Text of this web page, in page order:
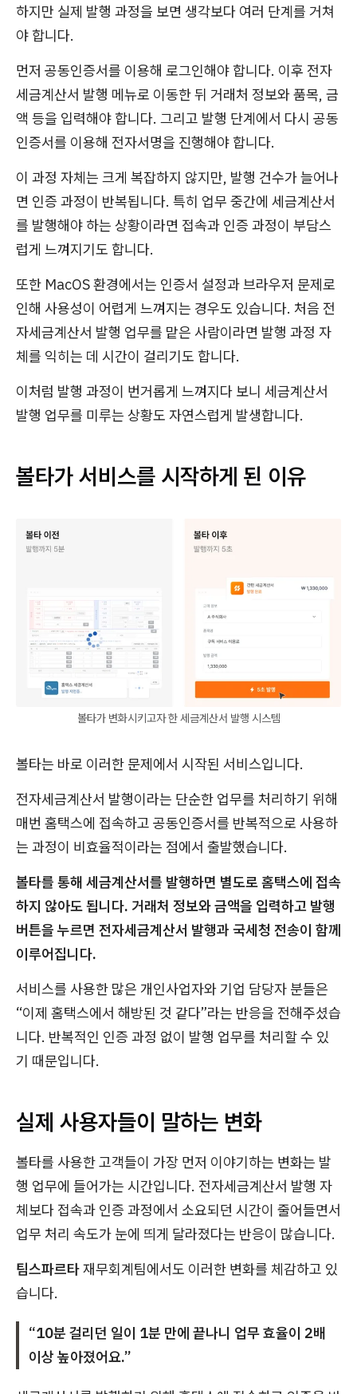
하지만 실제 발행 과정을 보면 생각보다 여러 단계를 거쳐
야 합니다.
먼저 공동인증서를 이용해 로그인해야 합니다. 이후 전자
세금계산서 발행 메뉴로 이동한 뒤 거래처 정보와 품목, 금
액 등을 입력해야 합니다. 그리고 발행 단계에서 다시 공동
인증서를 이용해 전자서명을 진행해야 합니다.
이 과정 자체는 크게 복잡하지 않지만, 발행 건수가 늘어나
면 인증 과정이 반복됩니다. 특히 업무 중간에 세금계산서
를 발행해야 하는 상황이라면 접속과 인증 과정이 부담스
럽게 느껴지기도 합니다.
또한 MacOS 환경에서는 인증서 설정과 브라우저 문제로
인해 사용성이 어렵게 느껴지는 경우도 있습니다. 처음 전
자세금계산서 발행 업무를 맡은 사람이라면 발행 과정 자
체를 익히는 데 시간이 걸리기도 합니다.
이처럼 발행 과정이 번거롭게 느껴지다 보니 세금계산서
발행 업무를 미루는 상황도 자연스럽게 발생합니다.
볼타가 서비스를 시작하게 된 이유
볼타가 변화시키고자 한 세금계산서 발행 시스템
볼타는 바로 이러한 문제에서 시작된 서비스입니다.
전자세금계산서 발행이라는 단순한 업무를 처리하기 위해
매번 홈택스에 접속하고 공동인증서를 반복적으로 사용하
는 과정이 비효율적이라는 점에서 출발했습니다.
볼타를 통해 세금계산서를 발행하면 별도로 홈택스에 접속
하지 않아도 됩니다. 거래처 정보와 금액을 입력하고 발행
버튼을 누르면 전자세금계산서 발행과 국세청 전송이 함께
이루어집니다.
서비스를 사용한 많은 개인사업자와 기업 담당자 분들은
“이제 홈택스에서 해방된 것 같다”라는 반응을 전해주셨습
니다. 반복적인 인증 과정 없이 발행 업무를 처리할 수 있
기 때문입니다.
실제 사용자들이 말하는 변화
볼타를 사용한 고객들이 가장 먼저 이야기하는 변화는 발
행 업무에 들어가는 시간입니다. 전자세금계산서 발행 자
체보다 접속과 인증 과정에서 소요되던 시간이 줄어들면서
업무 처리 속도가 눈에 띄게 달라졌다는 반응이 많습니다.
팀스파르타재무회계팀에서도 이러한 변화를 체감하고 있
습니다.
“10분 걸리던 일이 1분 만에 끝나니 업무 효율이 2배
이상 높아졌어요.”